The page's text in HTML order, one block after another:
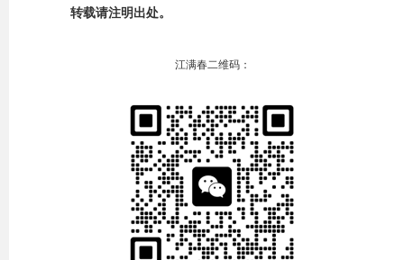
转载请注明出处。
江满春二维码：